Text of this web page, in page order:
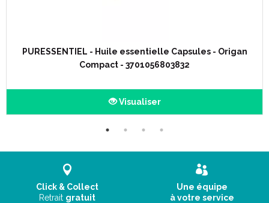
PURESSENTIEL - Huile essentielle Capsules - Origan
Compact - 3701056803832
Visualiser
Click & Collect
Retrait gratuit
Une équipe
à votre service